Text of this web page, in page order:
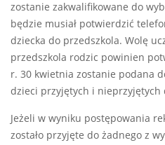
zostanie zakwalifikowane do
będzie musiał potwierdzić
dziecka do przedszkola. Wolę
przedszkola rodzic powinien
r. 30 kwietnia zostanie podana
dzieci przyjętych i nieprzyjętych
Jeżeli w wyniku postępowania
zostało przyjęte do żadnego z